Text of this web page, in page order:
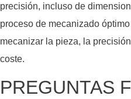
precisión, incluso de
proceso de mecanizado
mecanizar la pieza, la
coste.
PREGUNTAS